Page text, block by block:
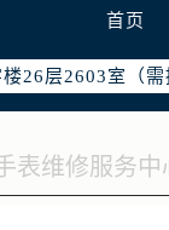
首页
602室（需提前
楼D座11层1102
26层2603室（需
室（需提前预
楼22层C1-1室（